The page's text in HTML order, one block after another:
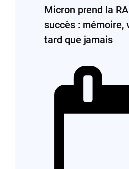
Micron prend la
succès : mémoire,
tard que jamais